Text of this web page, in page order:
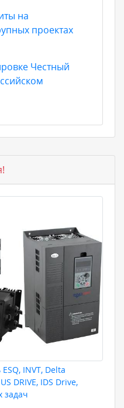
на
проектах
Честный
INVT, Delta
DRIVE, IDS Drive,
задач